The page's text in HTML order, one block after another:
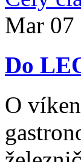
Mar 07
Do
O